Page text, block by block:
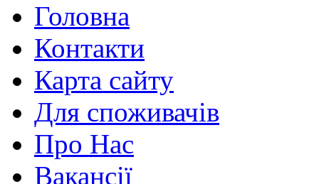
Головна
Контакти
Карта сайту
Для споживачів
Про Нас
Вакансії